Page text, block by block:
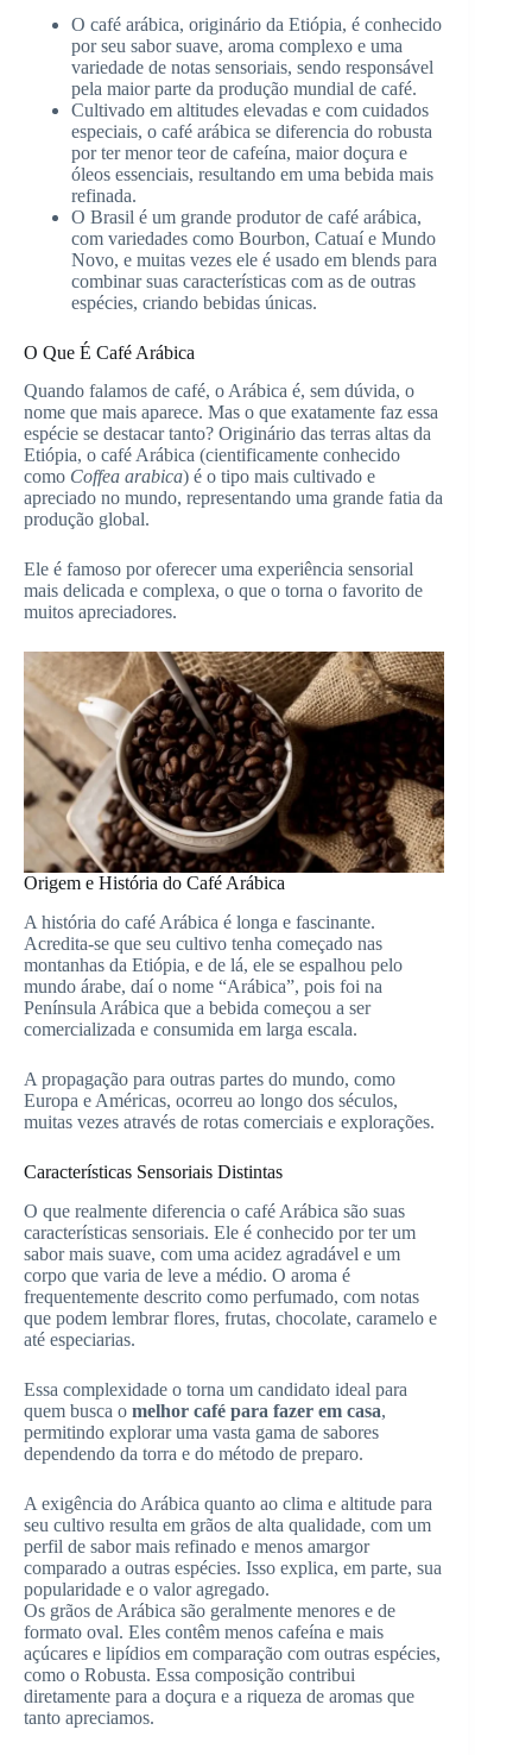
O café arábica, originário da Etiópia, é conhecido
por seu sabor suave, aroma complexo e uma
variedade de notas sensoriais, sendo responsável
pela maior parte da produção mundial de café.
Cultivado em altitudes elevadas e com cuidados
especiais, o café arábica se diferencia do robusta
por ter menor teor de cafeína, maior doçura e
óleos essenciais, resultando em uma bebida mais
refinada.
O Brasil é um grande produtor de café arábica,
com variedades como Bourbon, Catuaí e Mundo
Novo, e muitas vezes ele é usado em blends para
combinar suas características com as de outras
espécies, criando bebidas únicas.
O Que É Café Arábica
Quando falamos de café, o Arábica é, sem dúvida, o
nome que mais aparece. Mas o que exatamente faz essa
espécie se destacar tanto? Originário das terras altas da
Etiópia, o café Arábica (cientificamente conhecido
como Coffea arabica) é o tipo mais cultivado e
apreciado no mundo, representando uma grande fatia da
produção global.
Ele é famoso por oferecer uma experiência sensorial
mais delicada e complexa, o que o torna o favorito de
muitos apreciadores.
Origem e História do Café Arábica
A história do café Arábica é longa e fascinante.
Acredita-se que seu cultivo tenha começado nas
montanhas da Etiópia, e de lá, ele se espalhou pelo
mundo árabe, daí o nome “Arábica”, pois foi na
Península Arábica que a bebida começou a ser
comercializada e consumida em larga escala.
A propagação para outras partes do mundo, como
Europa e Américas, ocorreu ao longo dos séculos,
muitas vezes através de rotas comerciais e explorações.
Características Sensoriais Distintas
O que realmente diferencia o café Arábica são suas
características sensoriais. Ele é conhecido por ter um
sabor mais suave, com uma acidez agradável e um
corpo que varia de leve a médio. O aroma é
frequentemente descrito como perfumado, com notas
que podem lembrar flores, frutas, chocolate, caramelo e
até especiarias.
Essa complexidade o torna um candidato ideal para
quem busca o melhor café para fazer em casa,
permitindo explorar uma vasta gama de sabores
dependendo da torra e do método de preparo.
A exigência do Arábica quanto ao clima e altitude para
seu cultivo resulta em grãos de alta qualidade, com um
perfil de sabor mais refinado e menos amargor
comparado a outras espécies. Isso explica, em parte, sua
popularidade e o valor agregado.
Os grãos de Arábica são geralmente menores e de
formato oval. Eles contêm menos cafeína e mais
açúcares e lipídios em comparação com outras espécies,
como o Robusta. Essa composição contribui
diretamente para a doçura e a riqueza de aromas que
tanto apreciamos.